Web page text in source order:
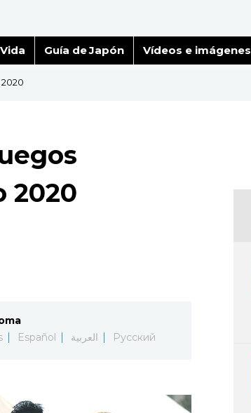
Vida Guía de Japón Vídeos e imágenes
2020
Español العربية Русский